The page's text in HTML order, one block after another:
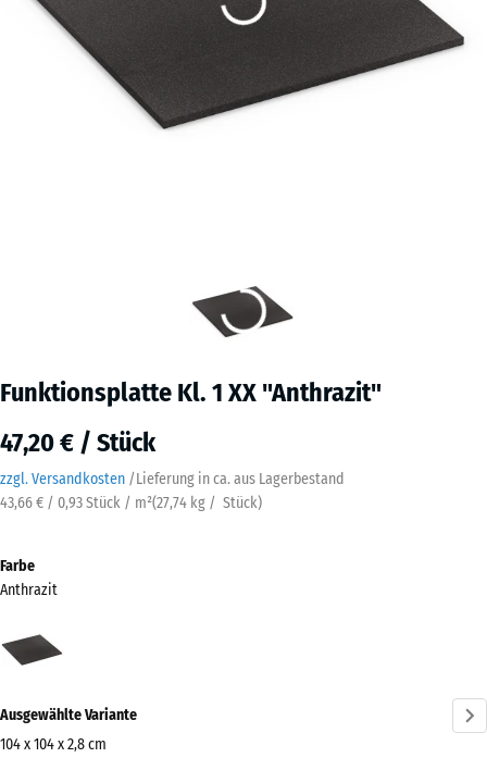
Funktionsplatte Kl. 1 XX "Anthrazit"
47,20 € / Stück
zzgl. Versandkosten /Lieferung in ca. aus Lagerbestand
43,66 € / 0,93 Stück / m²(27,74 kg / Stück)
Farbe
Anthrazit
Ausgewählte Variante
104 x 104 x 2,8 cm